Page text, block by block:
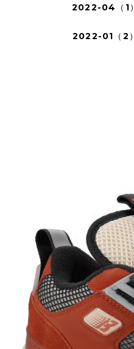
2022-04（1）
2022-01（2）